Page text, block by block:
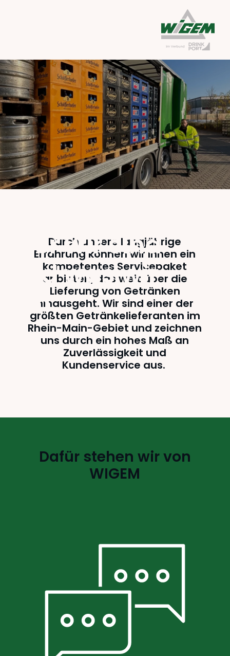
Wer wir sind
und was wir
tun
Durch unsere langjährige
Erfahrung können wir Ihnen ein
kompetentes Servicepaket
anbieten, das weit über die
Lieferung von Getränken
hinausgeht. Wir sind einer der
größten Getränkelieferanten im
Rhein-Main-Gebiet und zeichnen
uns durch ein hohes Maß an
Zuverlässigkeit und
Kundenservice aus.
Dafür stehen wir von
WIGEM